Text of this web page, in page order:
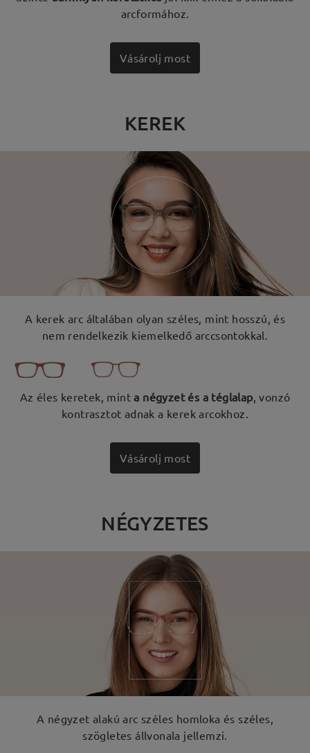
arcformához.
Vásárolj most
KEREK
A kerek arc általában olyan széles, mint hosszú, és
nem rendelkezik kiemelkedő arccsontokkal.
Az éles keretek, minta négyzet és a téglalap, vonzó
kontrasztot adnak a kerek arcokhoz.
Vásárolj most
NÉGYZETES
A négyzet alakú arc széles homloka és széles,
szögletes állvonala jellemzi.